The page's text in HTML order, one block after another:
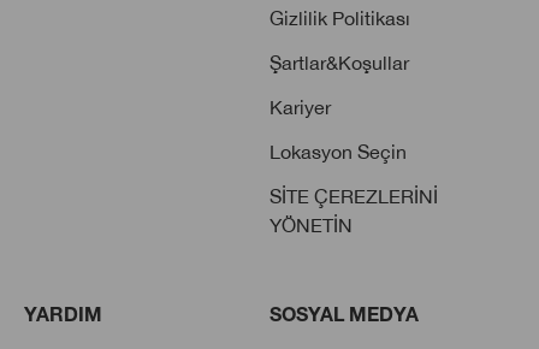
Gizlilik Politikası
Şartlar&Koşullar
Kariyer
Lokasyon Seçin
SİTE ÇEREZLERİNİ
YÖNETİN
YARDIM SOSYAL MEDYA